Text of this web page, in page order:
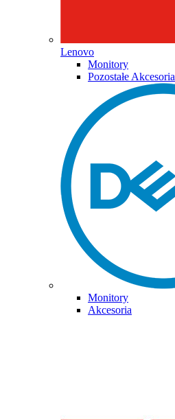
Lenovo
Monitory
Pozostałe Akcesoria
Monitory
Akcesoria